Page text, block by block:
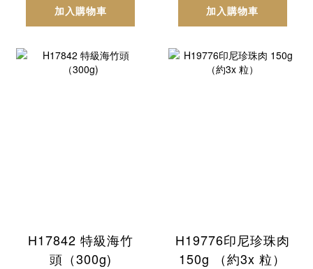
加入購物車 加入購物車
H17842 特級海竹
頭（300g)
H19776印尼珍珠肉
150g （約3x 粒）